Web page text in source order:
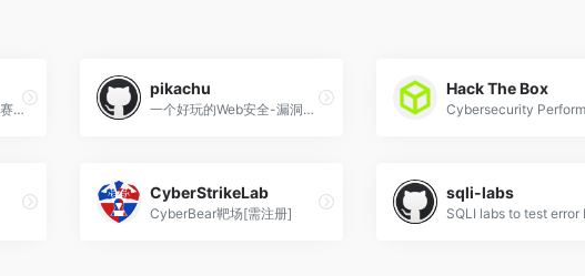
BUUCTF 是一个 CTF 竞赛和训练平台，为各位 CTF 选手提供真实赛题在线复现等服务。
pikachu
一个好玩的Web安全-漏洞测试平台. Contribute to zhuifengshaonianhanlu/pikachu development by creating an account on GitHub.
Hack The Box
CyberStrikeLab
CyberBear靶场[需注册]
sqli-labs